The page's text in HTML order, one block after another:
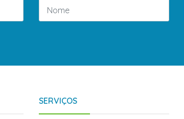
SERVIÇOS